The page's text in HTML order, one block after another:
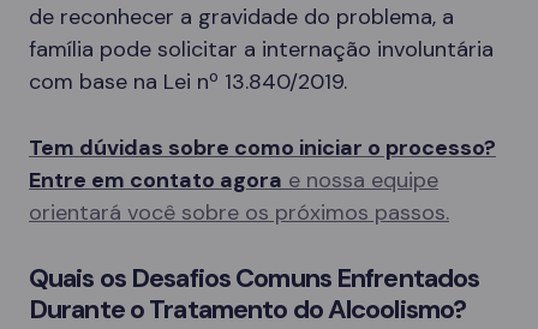
de reconhecer a gravidade do problema, a
família pode solicitar a internação involuntária
com base na Lei nº 13.840/2019.
Tem dúvidas sobre como iniciar o processo?
Entre em contato agora e nossa equipe
orientará você sobre os próximos passos.
Quais os Desafios Comuns Enfrentados
Durante o Tratamento do Alcoolismo?